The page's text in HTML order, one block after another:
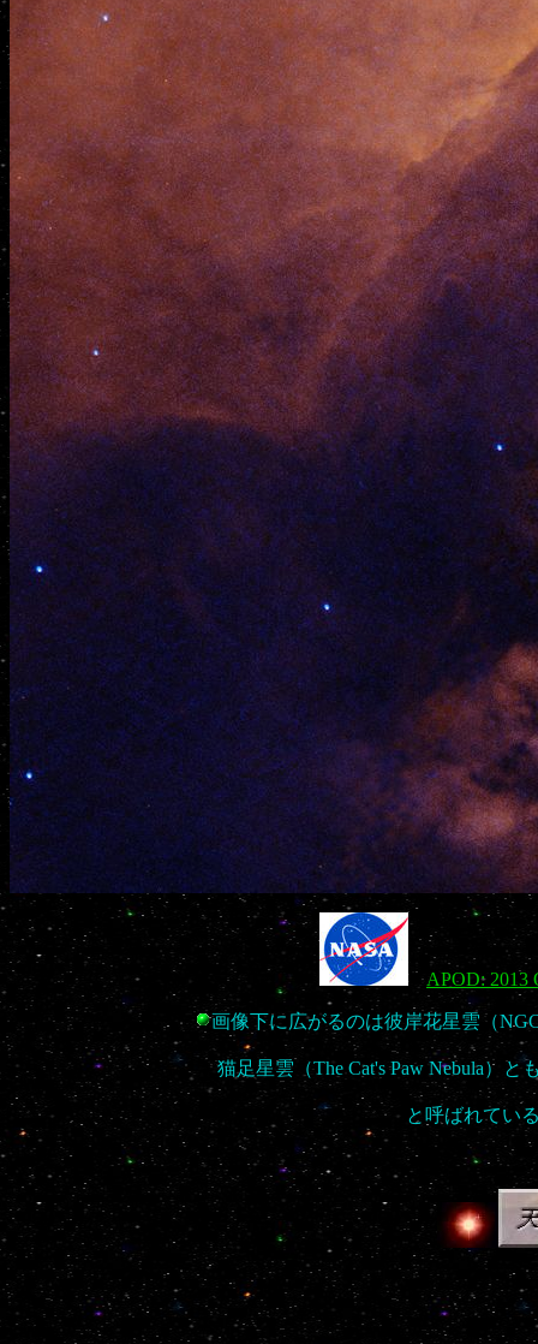
APOD: 2013
画像下に広がるのは彼岸花星雲（
猫足星雲（The Cat's Paw Nebula）
と呼ばれて